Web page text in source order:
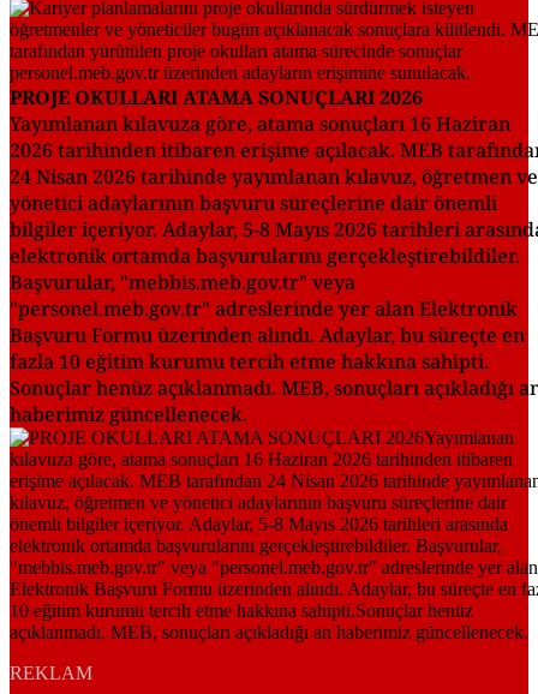
PROJE OKULLARI ATAMA SONUÇLARI 2026
Yayımlanan kılavuza göre, atama sonuçları 16 Haziran
2026 tarihinden itibaren erişime açılacak. MEB
24 Nisan 2026 tarihinde yayımlanan kılavuz, öğretmen ve
yönetici adaylarının başvuru süreçlerine dair önemli
bilgiler içeriyor. Adaylar, 5-8 Mayıs 2026 tarihleri
elektronik ortamda başvurularını gerçekleştirebildiler.
Başvurular, "mebbis.meb.gov.tr" veya
"personel.meb.gov.tr" adreslerinde yer alan Elektronik
Başvuru Formu üzerinden alındı. Adaylar, bu süreçte en
fazla 10 eğitim kurumu tercih etme hakkına sahipti.
Sonuçlar henüz açıklanmadı. MEB, sonuçları açıkladığı
haberimiz güncellenecek.
REKLAM